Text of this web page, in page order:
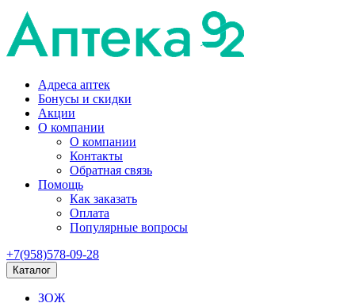
Адреса аптек
Бонусы и скидки
Акции
О компании
О компании
Контакты
Обратная связь
Помощь
Как заказать
Оплата
Популярные вопросы
+7(958)578-09-28
Каталог
ЗОЖ